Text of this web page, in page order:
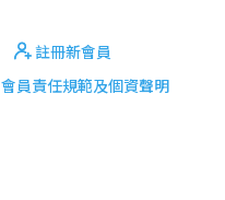
註冊新會員
會員責任規範及個資聲明